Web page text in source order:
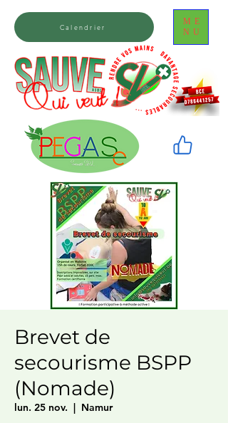
ME
NU
Calendrier
Brevet de
secourisme BSPP
(Nomade)
lun. 25 nov.
  |
Namur